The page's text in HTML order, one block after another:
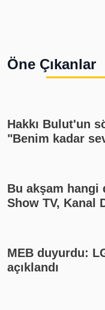
Öne Çıkanlar
Hakkı Bulut'un
"Benim kadar
Bu akşam hangi
Show TV, Kanal
MEB duyurdu:
açıklandı